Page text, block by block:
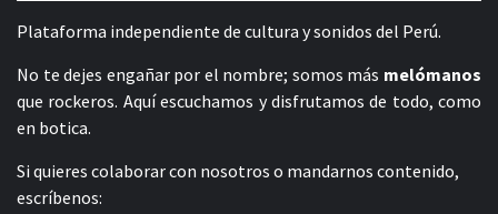
Plataforma independiente de cultura y sonidos del Perú.
No te dejes engañar por el nombre; somos más melómanos
que rockeros. Aquí escuchamos y disfrutamos de todo, como
en botica.
Si quieres colaborar con nosotros o mandarnos contenido,
escríbenos: